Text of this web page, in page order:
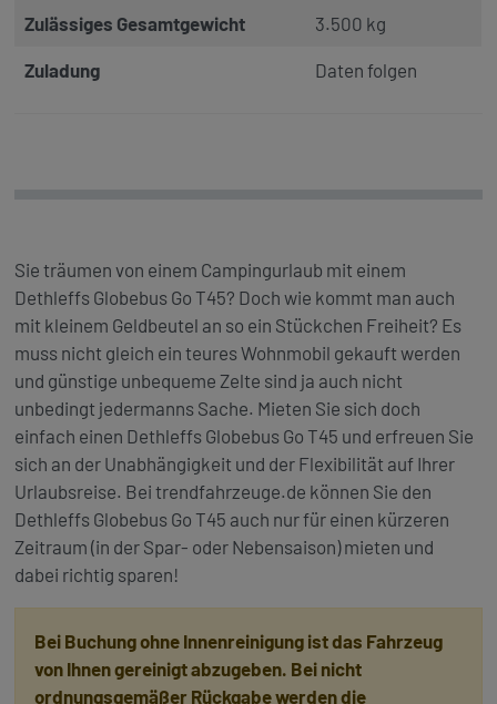
Zulässiges Gesamtgewicht 3.500 kg
Zuladung Daten folgen
Sie träumen von einem Campingurlaub mit einem
Dethleffs Globebus Go T45? Doch wie kommt man auch
mit kleinem Geldbeutel an so ein Stückchen Freiheit? Es
muss nicht gleich ein teures Wohnmobil gekauft werden
und günstige unbequeme Zelte sind ja auch nicht
unbedingt jedermanns Sache. Mieten Sie sich doch
einfach einen Dethleffs Globebus Go T45 und erfreuen Sie
sich an der Unabhängigkeit und der Flexibilität auf Ihrer
Urlaubsreise. Bei trendfahrzeuge.de können Sie den
Dethleffs Globebus Go T45 auch nur für einen kürzeren
Zeitraum (in der Spar- oder Nebensaison) mieten und
dabei richtig sparen!
Bei Buchung ohne Innenreinigung ist das Fahrzeug
von Ihnen gereinigt abzugeben. Bei nicht
ordnungsgemäßer Rückgabe werden die